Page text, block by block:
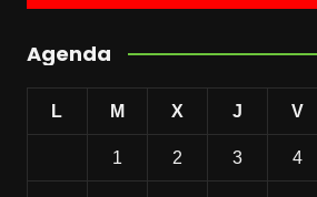
Agenda
L M X J V
1 2 3 4